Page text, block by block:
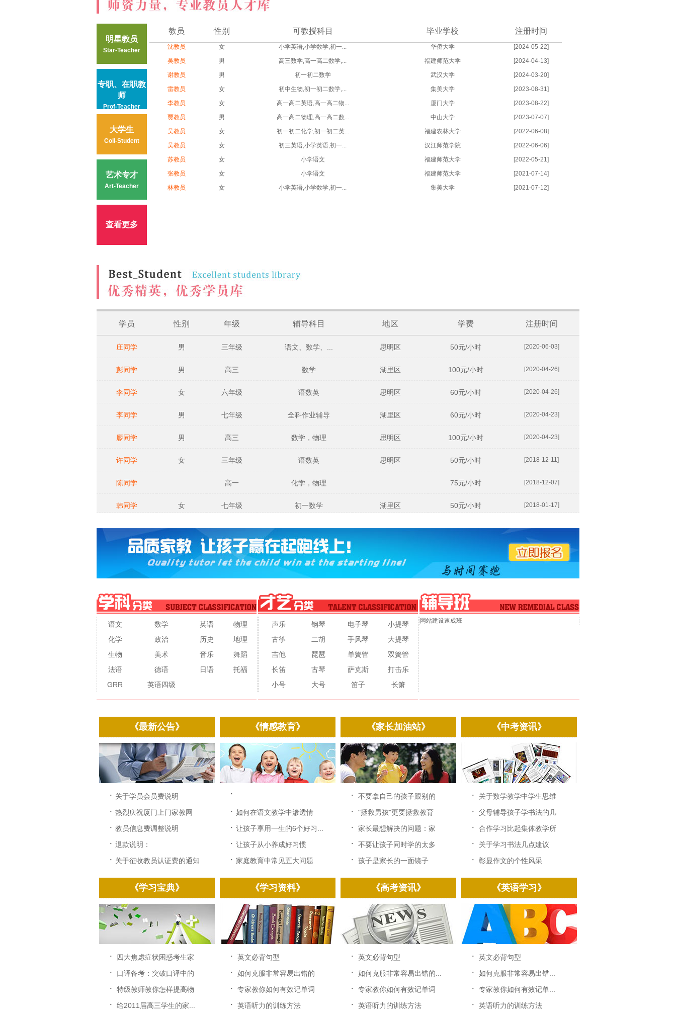
明星教员
Star-Teacher
专职、在职教
师
Prof-Teacher
大学生
Coll-Student
艺术专才
Art-Teacher
查看更多
教员 性别 可教授科目 毕业学校 注册时间
沈教员 女 小学英语,小学数学,初一... 华侨大学
[2024-05-22]
吴教员
男 高三数学,高一高二数学,... 福建师范大学
[2024-04-13]
谢教员
男 初一初二数学 武汉大学
[2024-03-20]
雷教员
女 初中生物,初一初二数学,... 集美大学
[2023-08-31]
李教员
女 高一高二英语,高一高二物... 厦门大学
[2023-08-22]
贾教员
男 高一高二物理,高一高二数... 中山大学
[2023-07-07]
吴教员
女 初一初二化学,初一初二英... 福建农林大学
[2022-06-08]
吴教员
女 初三英语,小学英语,初一... 汉江师范学院
[2022-06-06]
苏教员
女 小学语文 福建师范大学
[2022-05-21]
张教员
女 小学语文 福建师范大学
[2021-07-14]
林教员
女 小学英语,小学数学,初一... 集美大学 [2021-07-12]
学员 性别 年级 辅导科目 地区 学费 注册时间
庄同学 男 三年级 语文、数学、... 思明区 50元/小时 [2020-06-03]
彭同学 男 高三 数学 湖里区 100元/小时 [2020-04-26]
李同学 女 六年级 语数英 思明区 60元/小时 [2020-04-26]
李同学 男 七年级 全科作业辅导 湖里区 60元/小时 [2020-04-23]
廖同学 男 高三 数学，物理 思明区 100元/小时 [2020-04-23]
许同学 女 三年级 语数英 思明区 50元/小时 [2018-12-11]
陈同学 高一 化学，物理 75元/小时 [2018-12-07]
韩同学 女 七年级 初一数学 湖里区 50元/小时 [2018-01-17]
语文 数学 英语
物理
化学
政治 历史
地理
生物
美术 音乐
舞蹈
法语
德语 日语
托福
GRR
英语四级
声乐 钢琴 电子琴
小提琴
古筝
二胡 手风琴
大提琴
吉他
琵琶 单簧管
双簧管
长笛
古琴 萨克斯
打击乐
小号
大号 笛子 长箫
网站建设速成班
《最新公告》
· 关于学员会员费说明
· 热烈庆祝厦门上门家教网
改...
· 教员信息费调整说明
· 退款说明：
· 关于征收教员认证费的通知
《情感教育》
·
· 如何在语文教学中渗透情
感...
· 让孩子享用一生的6个好习...
· 让孩子从小养成好习惯
· 家庭教育中常见五大问题
《家长加油站》
· 不要拿自己的孩子跟别的
孩...
· "拯救男孩"更要拯救教育
· 家长最想解决的问题：家
长...
· 不要让孩子同时学的太多
· 孩子是家长的一面镜子
《中考资讯》
· 关于数学教学中学生思维
训...
· 父母辅导孩子学书法的几
点...
· 合作学习比起集体教学所
显...
· 关于学习书法几点建议
· 彰显作文的个性风采
《学习宝典》
· 四大焦虑症状困惑考生家
长...
· 口译备考：突破口译中的
速...
· 特级教师教你怎样提高物
理...
· 给2011届高三学生的家...
《学习资料》
· 英文必背句型
· 如何克服非常容易出错的
中...
· 专家教你如何有效记单词
· 英语听力的训练方法
《高考资讯》
· 英文必背句型
· 如何克服非常容易出错的...
· 专家教你如何有效记单词
· 英语听力的训练方法
《英语学习》
· 英文必背句型
· 如何克服非常容易出错...
· 专家教你如何有效记单...
· 英语听力的训练方法